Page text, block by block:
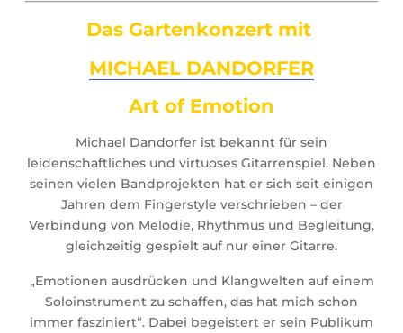
Das Gartenkonzert mit
MICHAEL DANDORFER
Art of Emotion
Michael Dandorfer ist bekannt für sein
leidenschaftliches und virtuoses Gitarrenspiel. Neben
seinen vielen Bandprojekten hat er sich seit einigen
Jahren dem Fingerstyle verschrieben – der
Verbindung von Melodie, Rhythmus und Begleitung,
gleichzeitig gespielt auf nur einer Gitarre.
„Emotionen ausdrücken und Klangwelten auf einem
Soloinstrument zu schaffen, das hat mich schon
immer fasziniert“. Dabei begeistert er sein Publikum